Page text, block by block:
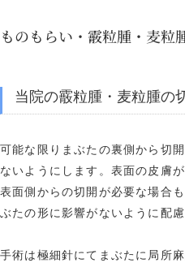
ものもらい・霰粒腫・麦
当院の霰粒腫・麦粒腫の
可能な限りまぶたの裏側から切
ないようにします。表面の皮膚
表面側からの切開が必要な場合
ぶたの形に影響がないように配
手術は極細針にてまぶたに局所